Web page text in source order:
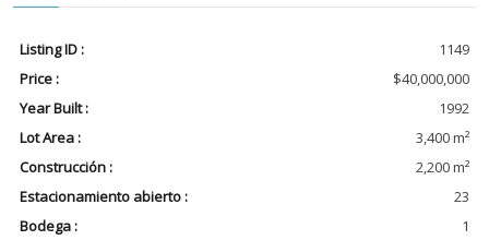
Listing ID :
1149
Price :
$40,000,000
Year Built :
1992
Lot Area :
3,400 m²
Construcción :
2,200 m²
Estacionamiento abierto :
23
Bodega :
1